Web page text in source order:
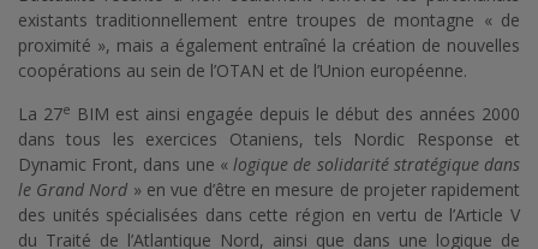
existants traditionnellement entre troupes de montagne « de
proximité », mais a également entraîné la création de nouvelles
coopérations au sein de l’OTAN et de l’Union européenne.
La 27e BIM est ainsi engagée depuis le début des années 2000
dans tous les exercices Otaniens, tels Nordic Response et
Dynamic Front, dans une «logique de solidarité stratégique dans
le Grand Nord » en vue d’être en mesure de projeter rapidement
des unités spécialisées dans cette région en vertu de l’Article V
du Traité de l’Atlantique Nord, ainsi que dans une logique de